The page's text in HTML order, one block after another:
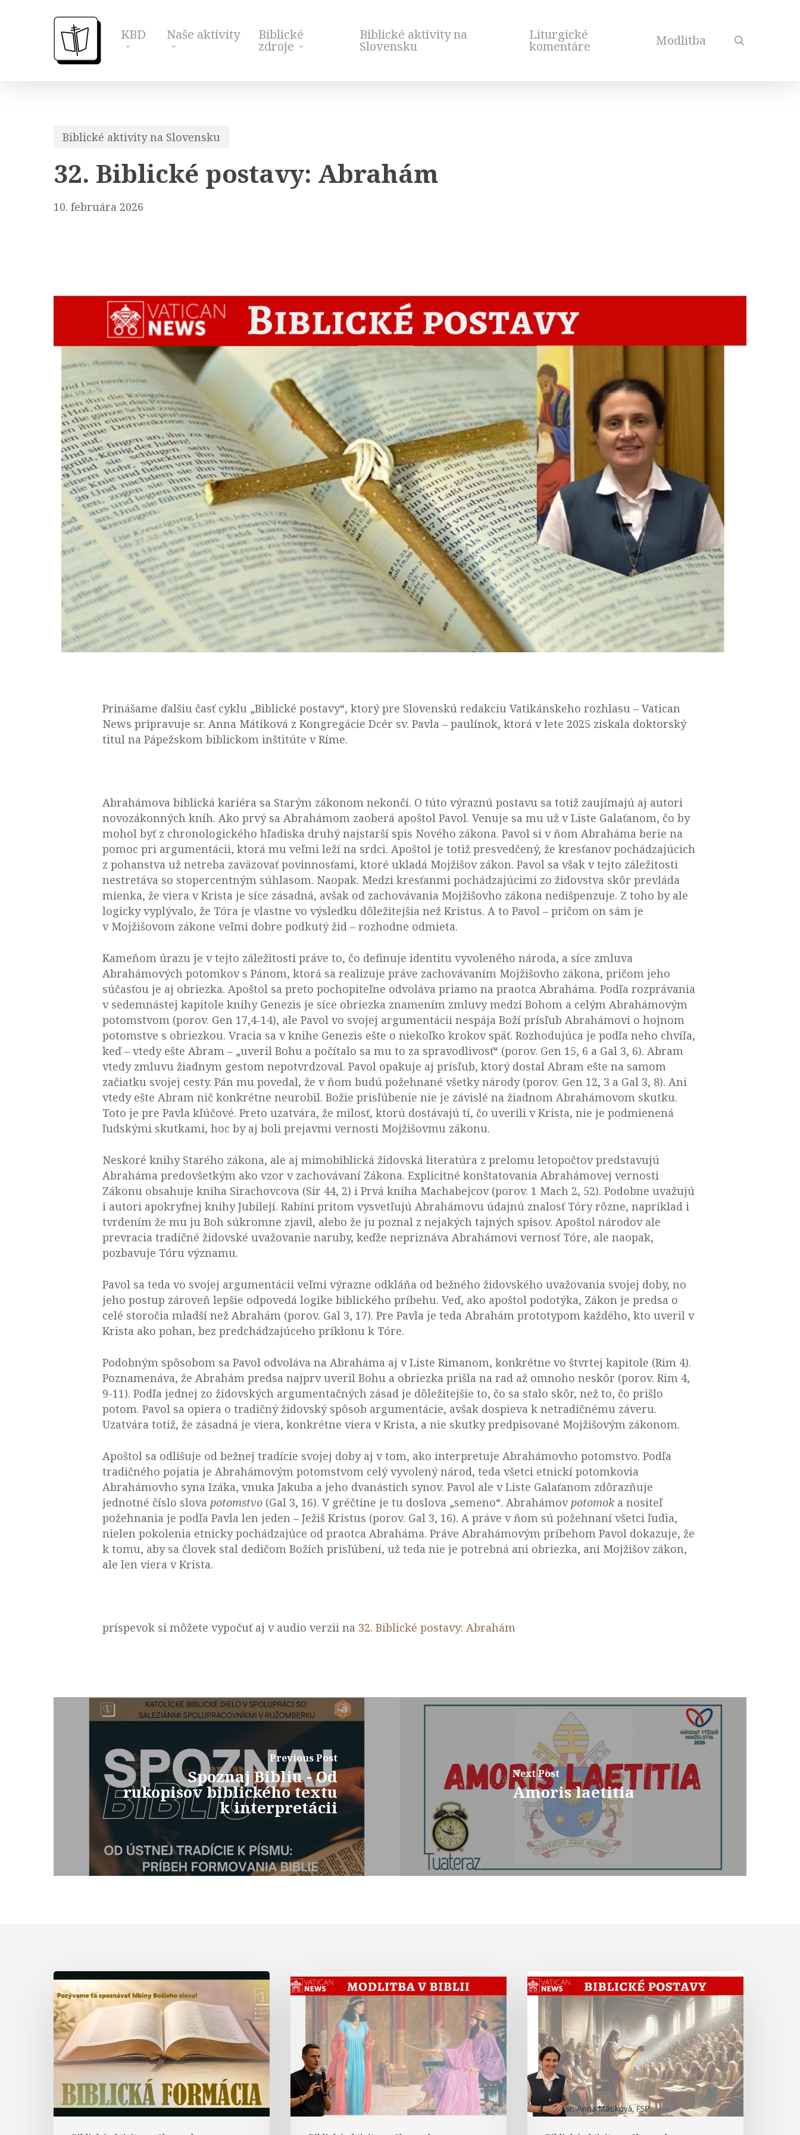
KBD Naše aktivity Biblické
zdroje
Biblické aktivity na
Slovensku
Liturgické
komentáre Modlitba
Biblické aktivity na Slovensku
32. Biblické postavy: Abrahám
10. februára 2026
Prinášame ďalšiu časť cyklu „Biblické postavy“, ktorý pre Slovenskú redakciu Vatikánskeho rozhlasu – Vatican
News pripravuje sr. Anna Mátiková z Kongregácie Dcér sv. Pavla – paulínok, ktorá v lete 2025 získala doktorský
titul na Pápežskom biblickom inštitúte v Ríme.
Abrahámova biblická kariéra sa Starým zákonom nekončí. O túto výraznú postavu sa totiž zaujímajú aj autori
novozákonných kníh. Ako prvý sa Abrahámom zaoberá apoštol Pavol. Venuje sa mu už v Liste Galaťanom, čo by
mohol byť z chronologického hľadiska druhý najstarší spis Nového zákona. Pavol si v ňom Abraháma berie na
pomoc pri argumentácii, ktorá mu veľmi leží na srdci. Apoštol je totiž presvedčený, že kresťanov pochádzajúcich
z pohanstva už netreba zaväzovať povinnosťami, ktoré ukladá Mojžišov zákon. Pavol sa však v tejto záležitosti
nestretáva so stopercentným súhlasom. Naopak. Medzi kresťanmi pochádzajúcimi zo židovstva skôr prevláda
mienka, že viera v Krista je síce zásadná, avšak od zachovávania Mojžišovho zákona nedišpenzuje. Z toho by ale
logicky vyplývalo, že Tóra je vlastne vo výsledku dôležitejšia než Kristus. A to Pavol – pričom on sám je
v Mojžišovom zákone veľmi dobre podkutý žid – rozhodne odmieta.
Kameňom úrazu je v tejto záležitosti práve to, čo definuje identitu vyvoleného národa, a síce zmluva
Abrahámových potomkov s Pánom, ktorá sa realizuje práve zachovávaním Mojžišovho zákona, pričom jeho
súčasťou je aj obriezka. Apoštol sa preto pochopiteľne odvoláva priamo na praotca Abraháma. Podľa rozprávania
v sedemnástej kapitole knihy Genezis je síce obriezka znamením zmluvy medzi Bohom a celým Abrahámovým
potomstvom (porov. Gen 17,4-14), ale Pavol vo svojej argumentácii nespája Boží prísľub Abrahámovi o hojnom
potomstve s obriezkou. Vracia sa v knihe Genezis ešte o niekoľko krokov späť. Rozhodujúca je podľa neho chvíľa,
keď – vtedy ešte Abram – „uveril Bohu a počítalo sa mu to za spravodlivosť“ (porov. Gen 15, 6 a Gal 3, 6). Abram
vtedy zmluvu žiadnym gestom nepotvrdzoval. Pavol opakuje aj prísľub, ktorý dostal Abram ešte na samom
začiatku svojej cesty. Pán mu povedal, že v ňom budú požehnané všetky národy (porov. Gen 12, 3 a Gal 3, 8). Ani
vtedy ešte Abram nič konkrétne neurobil. Božie prisľúbenie nie je závislé na žiadnom Abrahámovom skutku.
Toto je pre Pavla kľúčové. Preto uzatvára, že milosť, ktorú dostávajú tí, čo uverili v Krista, nie je podmienená
ľudskými skutkami, hoc by aj boli prejavmi vernosti Mojžišovmu zákonu.
Neskoré knihy Starého zákona, ale aj mimobiblická židovská literatúra z prelomu letopočtov predstavujú
Abraháma predovšetkým ako vzor v zachovávaní Zákona. Explicitné konštatovania Abrahámovej vernosti
Zákonu obsahuje kniha Sirachovcova (Sir 44, 2) i Prvá kniha Machabejcov (porov. 1 Mach 2, 52). Podobne uvažujú
i autori apokryfnej knihy Jubilejí. Rabíni pritom vysvetľujú Abrahámovu údajnú znalosť Tóry rôzne, napríklad i
tvrdením že mu ju Boh súkromne zjavil, alebo že ju poznal z nejakých tajných spisov. Apoštol národov ale
prevracia tradičné židovské uvažovanie naruby, keďže nepriznáva Abrahámovi vernosť Tóre, ale naopak,
pozbavuje Tóru významu.
Pavol sa teda vo svojej argumentácii veľmi výrazne odkláňa od bežného židovského uvažovania svojej doby, no
jeho postup zároveň lepšie odpovedá logike biblického príbehu. Veď, ako apoštol podotýka, Zákon je predsa o
celé storočia mladší než Abrahám (porov. Gal 3, 17). Pre Pavla je teda Abrahám prototypom každého, kto uveril v
Krista ako pohan, bez predchádzajúceho príklonu k Tóre.
Podobným spôsobom sa Pavol odvoláva na Abraháma aj v Liste Rimanom, konkrétne vo štvrtej kapitole (Rim 4).
Poznamenáva, že Abrahám predsa najprv uveril Bohu a obriezka prišla na rad až omnoho neskôr (porov. Rim 4,
9-11). Podľa jednej zo židovských argumentačných zásad je dôležitejšie to, čo sa stalo skôr, než to, čo prišlo
potom. Pavol sa opiera o tradičný židovský spôsob argumentácie, avšak dospieva k netradičnému záveru.
Uzatvára totiž, že zásadná je viera, konkrétne viera v Krista, a nie skutky predpisované Mojžišovým zákonom.
Apoštol sa odlišuje od bežnej tradície svojej doby aj v tom, ako interpretuje Abrahámovho potomstvo. Podľa
tradičného pojatia je Abrahámovým potomstvom celý vyvolený národ, teda všetci etnickí potomkovia
Abrahámovho syna Izáka, vnuka Jakuba a jeho dvanástich synov. Pavol ale v Liste Galaťanom zdôrazňuje
jednotné číslo slova potomstvo (Gal 3, 16). V gréčtine je tu doslova „semeno“. Abrahámov potomoka nositeľ
požehnania je podľa Pavla len jeden – Ježiš Kristus (porov. Gal 3, 16). A práve v ňom sú požehnaní všetci ľudia,
nielen pokolenia etnicky pochádzajúce od praotca Abraháma. Práve Abrahámovým príbehom Pavol dokazuje, že
k tomu, aby sa človek stal dedičom Božích prisľúbení, už teda nie je potrebná ani obriezka, ani Mojžišov zákon,
ale len viera v Krista.
príspevok si môžete vypočuť aj v audio verzii na 32. Biblické postavy: Abrahám
Previous Post
Spoznaj Bibliu - Od
rukopisov biblického textu
k interpretácii
Next Post
Amoris laetitia
Biblická
formácia
–
prednáška
Modlitba
kráľovnej
Ester
Abrahám
v
Liste
Hebrejom